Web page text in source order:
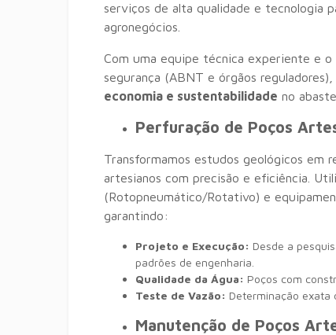
serviços de alta qualidade e tecnologia
agronegócios.
Com uma equipe técnica experiente e o
segurança (ABNT e órgãos
economia e sustentabilidade no
Perfuração de Poços
Transformamos estudos geológicos em
artesianos com precisão e eficiência.
(Rotopneumático/Rotativo) e
garantindo:
Projeto e Execução: Desde a
padrões de engenharia.
Qualidade da Água: Poços com
Teste de Vazão: Determinação exata
Manutenção de Poços